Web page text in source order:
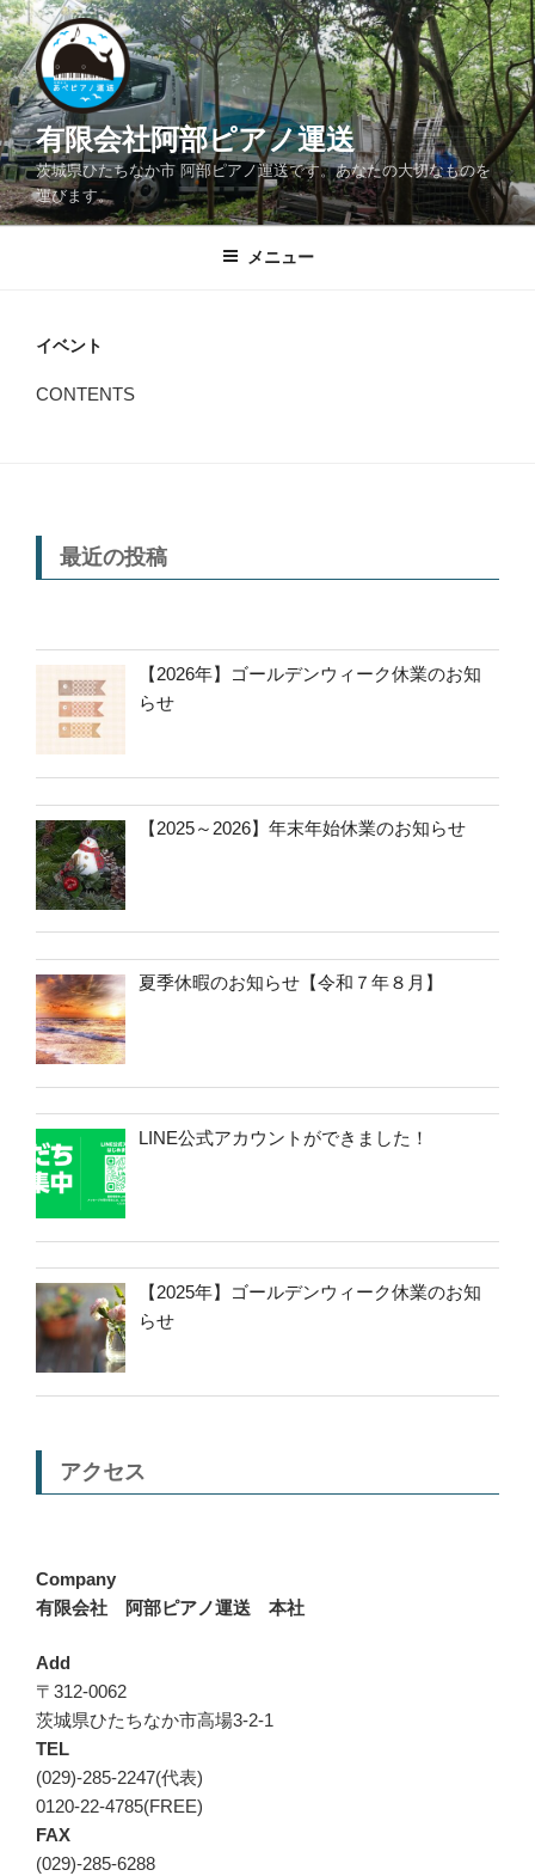
コ
ン
テ
ン
ツ
へ
ス
キ
有限会社阿部ピアノ運送
茨城県ひたちなか市 阿部ピアノ運送です。あなたの大切なものを
運びます。
メニュー
イベント
CONTENTS
最近の投稿
【2026年】ゴールデンウィーク休業のお知
らせ
【2025～2026】年末年始休業のお知らせ
夏季休暇のお知らせ【令和７年８月】
LINE公式アカウントができました！
【2025年】ゴールデンウィーク休業のお知
らせ
アクセス
Company
有限会社 阿部ピアノ運送 本社
Add
〒312-0062
茨城県ひたちなか市高場3-2-1
TEL
(029)-285-2247(代表)
0120-22-4785(FREE)
FAX
(029)-285-6288